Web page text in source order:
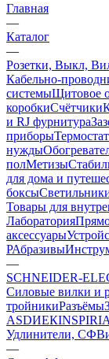
Главная
—
Каталог
—
Розетки, Выкл,
Кабельно-
системыЩитовое
коробкиСчётчики
и RJ фурнитура
приборы
нужды
полМетизы
для дома и
боксы
Товары для
Лаборатория
аксессуары
РАбразивы
—
SCHNEIDER-
Силовые вилки и
тройникиРазъёмы
ASDИЕК
Удлинители, СФ
—